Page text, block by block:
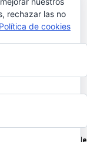
rechazar las no
Política de cookies